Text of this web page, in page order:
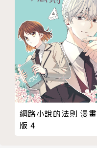
網路小說的法則 漫畫
版 4